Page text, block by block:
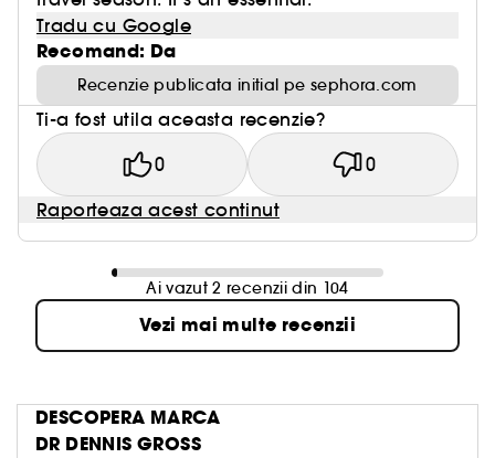
Tradu cu Google
Recomand: Da
Recenzie publicata initial pe sephora.com
Ti-a fost utila aceasta recenzie?
0 0
Raporteaza acest continut
Ai vazut 2 recenzii din 104
Vezi mai multe recenzii
DESCOPERA MARCA
DR DENNIS GROSS